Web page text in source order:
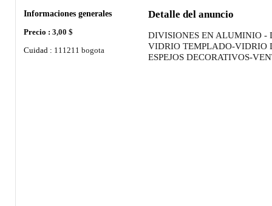
Informaciones generales
Precio : 3,00 $
Cuidad : 111211 bogota
Detalle del anuncio
DIVISIONES EN ALUMINIO -
VIDRIO TEMPLADO-VIDRIO
ESPEJOS DECORATIVOS-